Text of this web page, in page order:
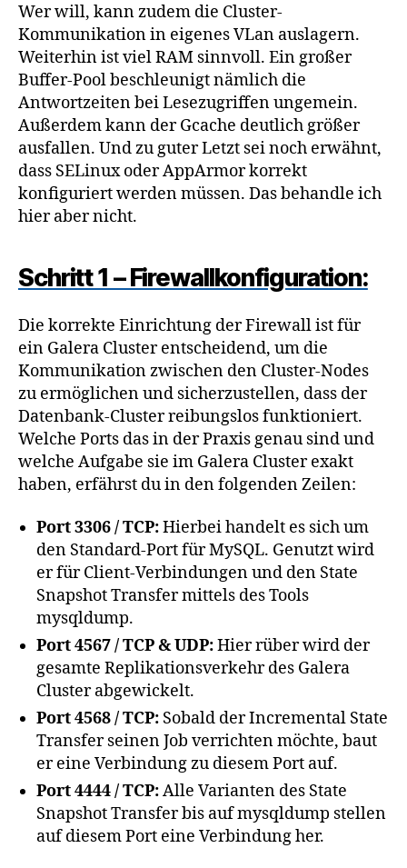
Wer will, kann zudem die Cluster-
Kommunikation in eigenes VLan auslagern.
Weiterhin ist viel RAM sinnvoll. Ein großer
Buffer-Pool beschleunigt nämlich die
Antwortzeiten bei Lesezugriffen ungemein.
Außerdem kann der Gcache deutlich größer
ausfallen. Und zu guter Letzt sei noch erwähnt,
dass SELinux oder AppArmor korrekt
konfiguriert werden müssen. Das behandle ich
hier aber nicht.
Schritt 1 – Firewallkonfiguration:
Die korrekte Einrichtung der Firewall ist für
ein Galera Cluster entscheidend, um die
Kommunikation zwischen den Cluster-Nodes
zu ermöglichen und sicherzustellen, dass der
Datenbank-Cluster reibungslos funktioniert.
Welche Ports das in der Praxis genau sind und
welche Aufgabe sie im Galera Cluster exakt
haben, erfährst du in den folgenden Zeilen:
Port 3306 / TCP:Hierbei handelt es sich um
den Standard-Port für MySQL. Genutzt wird
er für Client-Verbindungen und den State
Snapshot Transfer mittels des Tools
mysqldump.
Port 4567 / TCP & UDP:Hier rüber wird der
gesamte Replikationsverkehr des Galera
Cluster abgewickelt.
Port 4568 / TCP: Sobald der Incremental State
Transfer seinen Job verrichten möchte, baut
er eine Verbindung zu diesem Port auf.
Port 4444 / TCP:Alle Varianten des State
Snapshot Transfer bis auf mysqldump stellen
auf diesem Port eine Verbindung her.